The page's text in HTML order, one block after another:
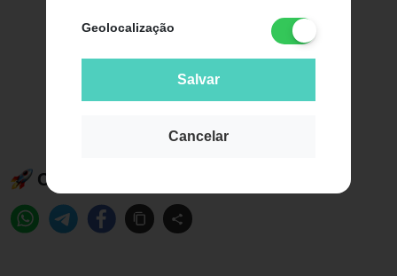
Geolocalização
Salvar
Cancelar
Compartilhe esse produto: